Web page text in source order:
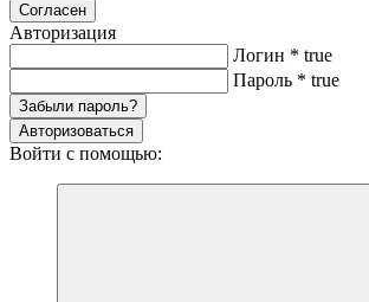
Согласен
Авторизация
Логин * true
Пароль * true
Забыли пароль?
Авторизоваться
Войти с помощью: